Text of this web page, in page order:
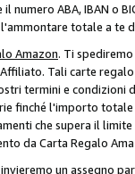
numero ABA, IBAN o
totale a
Amazon. Ti
Tali carte
termini e
finché l'importo
che supera il
da Carta Regalo
invieremo un assegno